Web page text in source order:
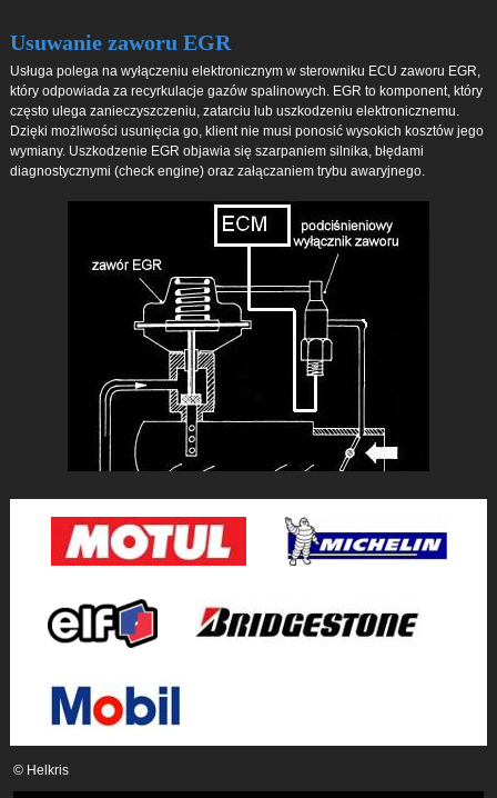
Usuwanie zaworu EGR
Usługa polega na wyłączeniu elektronicznym w sterowniku ECU zaworu EGR,
który odpowiada za recyrkulacje gazów spalinowych. EGR to komponent, który
często ulega zanieczyszczeniu, zatarciu lub uszkodzeniu elektronicznemu.
Dzięki możliwości usunięcia go, klient nie musi ponosić wysokich kosztów jego
wymiany. Uszkodzenie EGR objawia się szarpaniem silnika, błędami
diagnostycznymi (check engine) oraz załączaniem trybu awaryjnego.
© Helkris